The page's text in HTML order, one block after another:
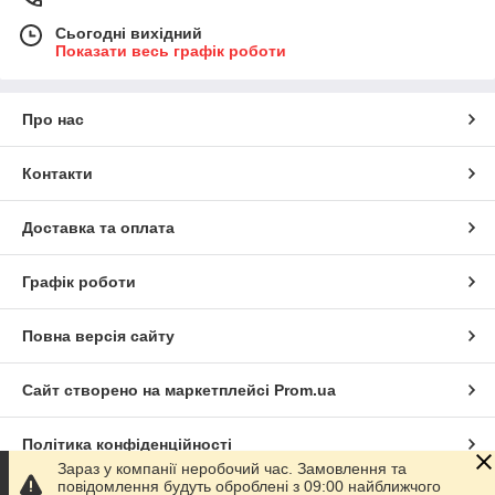
Сьогодні вихідний
Показати весь графік роботи
Про нас
Контакти
Доставка та оплата
Графік роботи
Повна версія сайту
Сайт створено на маркетплейсі Prom.ua
Політика конфіденційності
Зараз у компанії неробочий час. Замовлення та
повідомлення будуть оброблені з 09:00 найближчого